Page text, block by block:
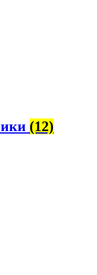
(12)